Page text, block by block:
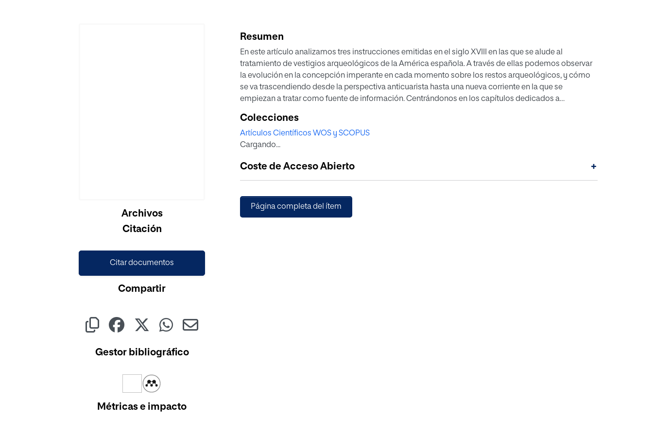
Cargando...Archivos
Citación
Citar documentos
Compartir
Gestor bibliográfico
Métricas e impacto
Resumen
En este artículo analizamos tres instrucciones emitidas en el siglo XVIII en las que se alude al
tratamiento de vestigios arqueológicos de la América española. A través de ellas podemos observar
la evolución en la concepción imperante en cada momento sobre los restos arqueológicos, y cómo
se va trascendiendo desde la perspectiva anticuarista hasta una nueva corriente en la que se
empiezan a tratar como fuente de información. Centrándonos en los capítulos dedicados a
Ulloa y José de Estacharía y el tratamiento que se recomienda en las mismas para los restos muebles
e inmuebles hallados en la América Colonial.
Colecciones
Artículos Científicos WOS y SCOPUS
Cargando...
Coste de Acceso Abierto +
Página completa del ítem